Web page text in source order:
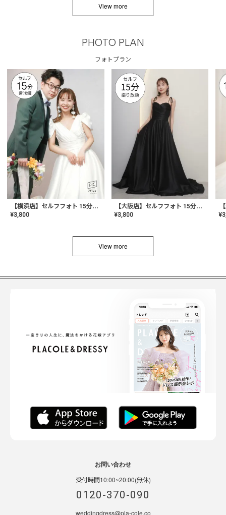
View more
PHOTO PLAN
フォトプラン
【横浜店】セルフフォト 15分撮り放題プラン
¥3,800
【大阪店】セルフフォト 15分撮り放題プラン
¥3,800 ¥
View more
お問い合わせ
受付時間10:00~20:00(無休)
0120-370-090
weddingdress@pla-cole.co